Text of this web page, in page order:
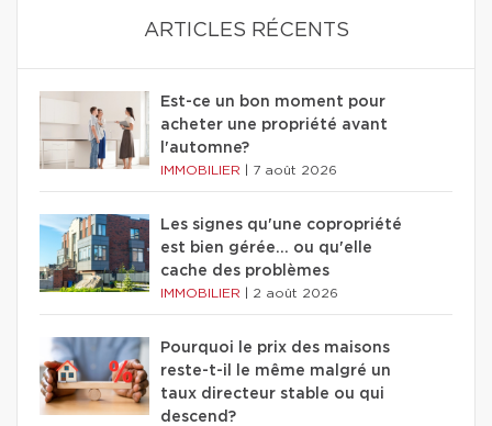
ARTICLES RÉCENTS
Est-ce un bon moment pour
acheter une propriété avant
l'automne?
IMMOBILIER 7 août 2026
Les signes qu'une copropriété
est bien gérée… ou qu'elle
cache des problèmes
IMMOBILIER 2 août 2026
Pourquoi le prix des maisons
reste-t-il le même malgré un
taux directeur stable ou qui
descend?